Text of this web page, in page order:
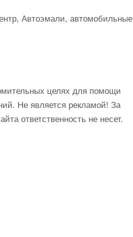
Автоэмали, автомобильные
целях для помощи
Не является рекламой! За
ответственность не несет.